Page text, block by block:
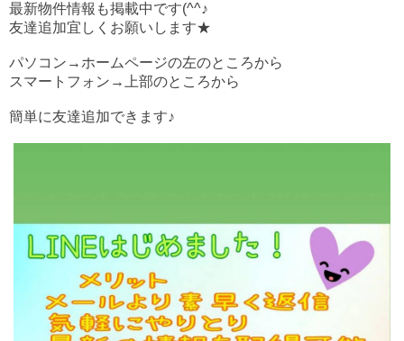
最新物件情報も掲載中です(^^♪
友達追加宜しくお願いします★
パソコン→ホームページの左のところから
スマートフォン→上部のところから
簡単に友達追加できます♪